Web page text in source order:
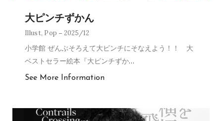
大ピンチずかん
Illust, Pop 2025/12
小学館 ぜんぶそろえて大ピンチにそなえよう！！ 大
ベストセラー絵本『大ピンチずか…
See More Information